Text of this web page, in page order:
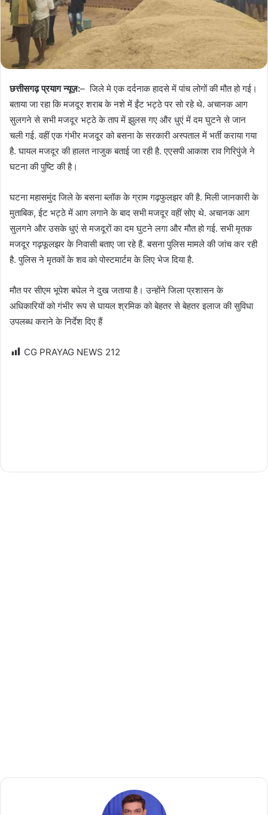
छत्तीसगढ़ प्रयाग न्यूज़:– जिले मे एक दर्दनाक हादसे में पांच लोगों की मौत हो गई।
बताया जा रहा कि मजदूर शराब के नशे में ईंट भट्ठे पर सो रहे थे. अचानक आग
सुलगने से सभी मजदूर भट्ठे के ताप में झुलस गए और धुएं में दम घुटने से जान
चली गई. वहीं एक गंभीर मजदूर को बसना के सरकारी अस्पताल में भर्ती कराया गया
है. घायल मजदूर की हालत नाजुक बताई जा रही है. एएसपी आकाश राव गिरिपुंजे ने
घटना की पुष्टि की है।
घटना महासमुंद जिले के बसना ब्लॉक के ग्राम गढ़फुलझर की है. मिली जानकारी के
मुताबिक, ईट भट्ठे में आग लगाने के बाद सभी मजदूर वहीं सोए थे. अचानक आग
सुलगने और उसके धुएं से मजदूरों का दम घुटने लगा और मौत हो गई. सभी मृतक
मजदूर गढ़फूलझर के निवासी बताए जा रहे हैं. बसना पुलिस मामले की जांच कर रही
है. पुलिस ने मृतकों के शव को पोस्टमार्टम के लिए भेज दिया है.
मौत पर सीएम भूपेश बघेल ने दुख जताया है। उन्होंने जिला प्रशासन के
अधिकारियों को गंभीर रूप से घायल श्रमिक को बेहतर से बेहतर इलाज की सुविधा
उपलब्ध कराने के निर्देश दिए हैं
CG PRAYAG NEWS 212